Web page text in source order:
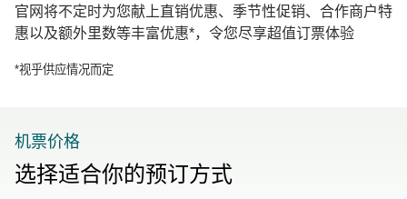
官网将不定时为您献上直销优惠、季节性促销、合作商户特
惠以及额外里数等丰富优惠*，令您尽享超值订票体验
*视乎供应情况而定
机票价格
选择适合你的预订方式